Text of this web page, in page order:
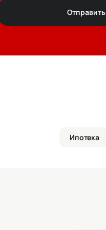
Отправить
Ипотека